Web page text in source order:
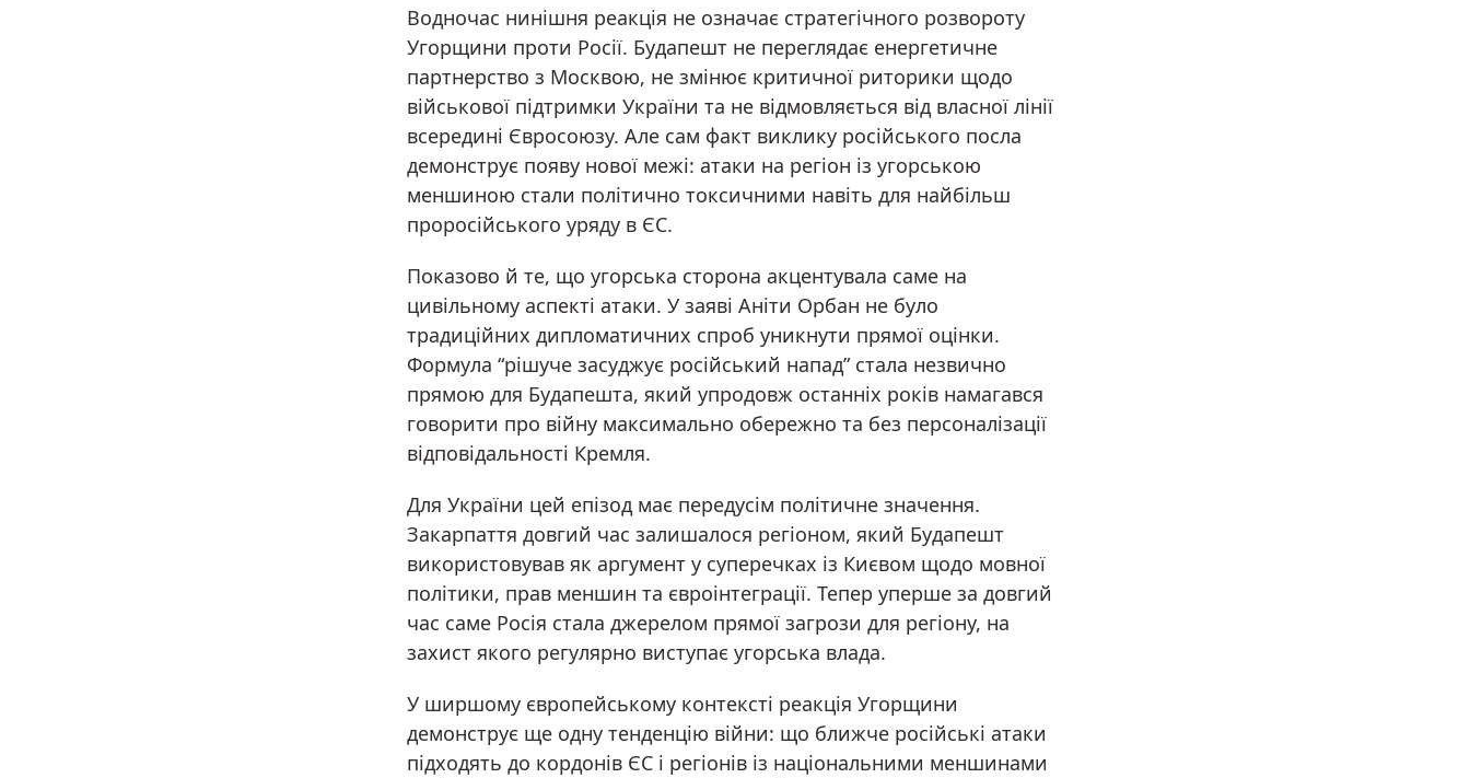
Водночас нинішня реакція не означає стратегічного розвороту
Угорщини проти Росії. Будапешт не переглядає енергетичне
партнерство з Москвою, не змінює критичної риторики щодо
військової підтримки України та не відмовляється від власної лінії
всередині Євросоюзу. Але сам факт виклику російського посла
демонструє появу нової межі: атаки на регіон із угорською
меншиною стали політично токсичними навіть для найбільш
проросійського уряду в ЄС.
Показово й те, що угорська сторона акцентувала саме на
цивільному аспекті атаки. У заяві Аніти Орбан не було
традиційних дипломатичних спроб уникнути прямої оцінки.
Формула “рішуче засуджує російський напад” стала незвично
прямою для Будапешта, який упродовж останніх років намагався
говорити про війну максимально обережно та без персоналізації
відповідальності Кремля.
Для України цей епізод має передусім політичне значення.
Закарпаття довгий час залишалося регіоном, який Будапешт
використовував як аргумент у суперечках із Києвом щодо мовної
політики, прав меншин та євроінтеграції. Тепер уперше за довгий
час саме Росія стала джерелом прямої загрози для регіону, на
захист якого регулярно виступає угорська влада.
У ширшому європейському контексті реакція Угорщини
демонструє ще одну тенденцію війни: що ближче російські атаки
підходять до кордонів ЄС і регіонів із національними меншинами